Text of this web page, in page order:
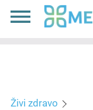
Živi zdravo